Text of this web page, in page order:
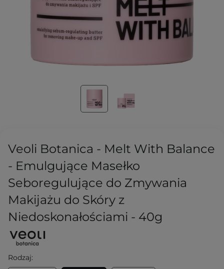
Veoli Botanica - Melt With Balance
- Emulgujące Masełko
Seboregulujące do Zmywania
Makijażu do Skóry z
Niedoskonałościami - 40g
Rodzaj: